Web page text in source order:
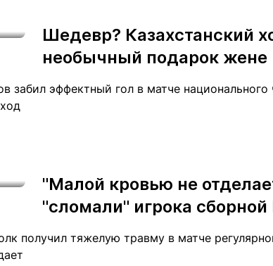
Блоги
Обзоры
888 188
Шедевр? Казахстанский
необычный подарок жене
забил эффектный гол в матче национального
"Малой кровью не
"сломали" игрока сборной
получил тяжелую травму в матче